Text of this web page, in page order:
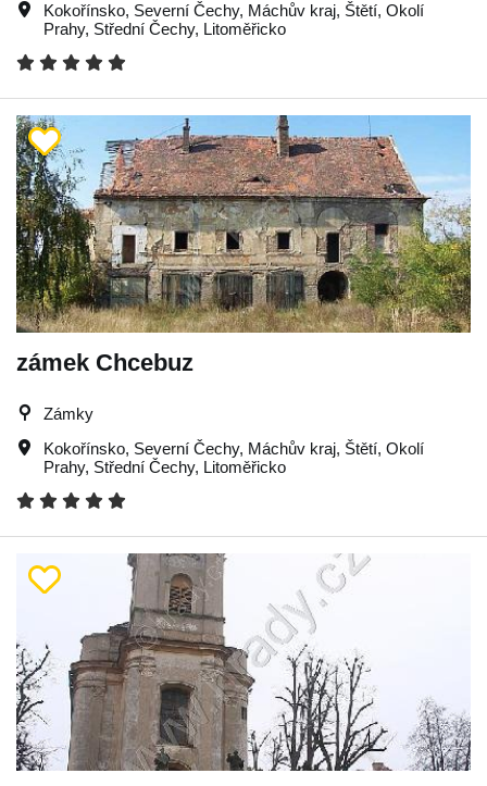
Kokořínsko, Severní Čechy, Máchův kraj, Štětí, Okolí
Prahy, Střední Čechy, Litoměřicko
zámek Chcebuz
Zámky
Kokořínsko, Severní Čechy, Máchův kraj, Štětí, Okolí
Prahy, Střední Čechy, Litoměřicko